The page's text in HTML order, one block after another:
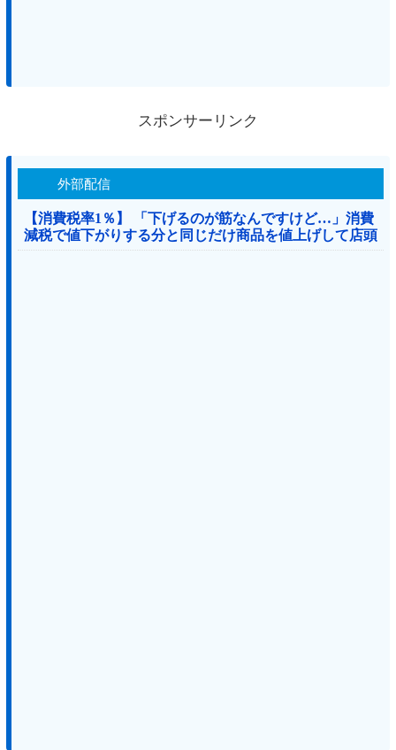
スポンサーリンク
外部配信
【消費税率1％】 「下げるのが筋なんですけど…」消費
減税で値下がりする分と同じだけ商品を値上げして店頭
価格を変えない店も